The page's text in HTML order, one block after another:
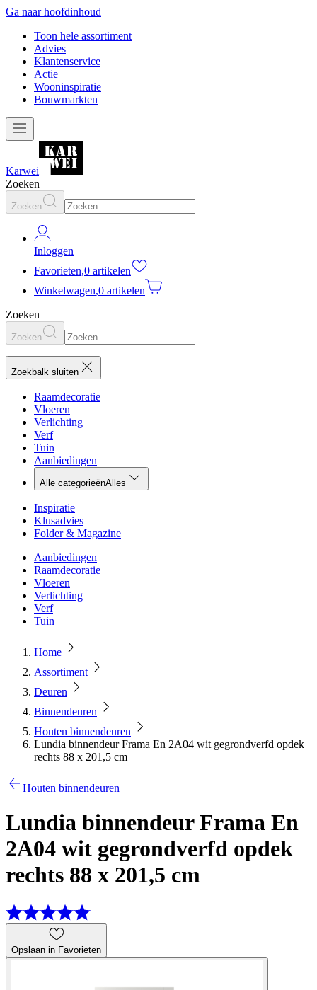
Ga naar hoofdinhoud
Toon hele assortiment
Advies
Klantenservice
Actie
Wooninspiratie
Bouwmarkten
Karwei
Zoeken
Zoeken
Inloggen
Favorieten,0 artikelen
Winkelwagen,0 artikelen
Zoeken
Zoeken
Zoekbalk sluiten
Raamdecoratie
Vloeren
Verlichting
Verf
Tuin
Aanbiedingen
Alle categorieënAlles
Inspiratie
Klusadvies
Folder & Magazine
Aanbiedingen
Raamdecoratie
Vloeren
Verlichting
Verf
Tuin
Home
Assortiment
Deuren
Binnendeuren
Houten binnendeuren
Lundia binnendeur Frama En 2A04 wit gegrondverfd opdek
rechts 88 x 201,5 cm
Houten binnendeuren
Lundia binnendeur Frama En
2A04 wit gegrondverfd opdek
rechts 88 x 201,5 cm
Opslaan in Favorieten